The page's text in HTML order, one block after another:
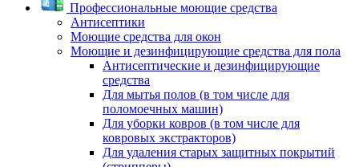
Профессиональные моющие средства
Антисептики
Моющие средства для окон
Моющие и дезинфицирующие средства для пола
Антисептические и дезинфицирующие
средства
Для мытья полов (в том числе для
поломоечных машин)
Для уборки ковров (в том числе для
ковровых экстракторов)
Для удаления старых защитных покрытий